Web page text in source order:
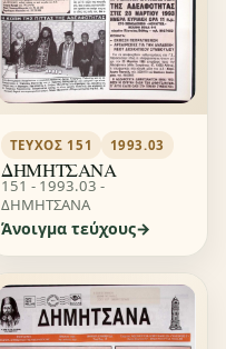
ΤΕΎΧΟΣ 151 1993.03
ΔΗΜΗΤΣΑΝΑ
151 - 1993.03 -
ΔΗΜΗΤΣΑΝΑ
Άνοιγμα τεύχους